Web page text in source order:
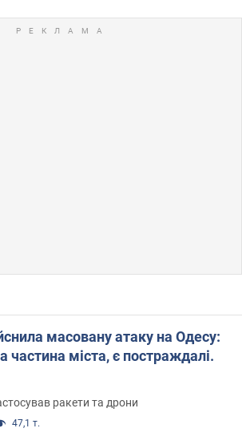
масовану атаку на Одесу:
частина міста, є постраждалі.
ракети та дрони
47,1 т.